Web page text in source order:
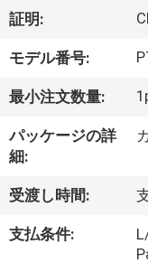
ト
ビ
オ
達
証明:
モデル番号:
最小注文数量:
パッケージの詳
細:
受渡し時間:
支払条件: